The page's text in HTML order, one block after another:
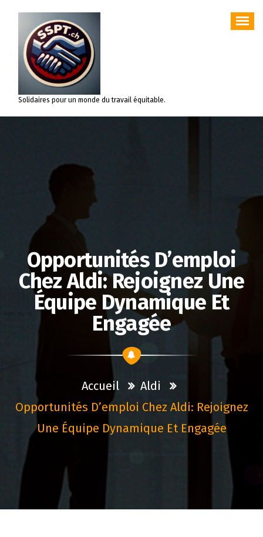
contenu
Solidaires pour un monde du travail équitable.
Opportunités D’emploi
Chez Aldi: Rejoignez Une
Équipe Dynamique Et
Engagée
Accueil
Aldi
Opportunités D’emploi Chez Aldi: Rejoignez
Une Équipe Dynamique Et Engagée